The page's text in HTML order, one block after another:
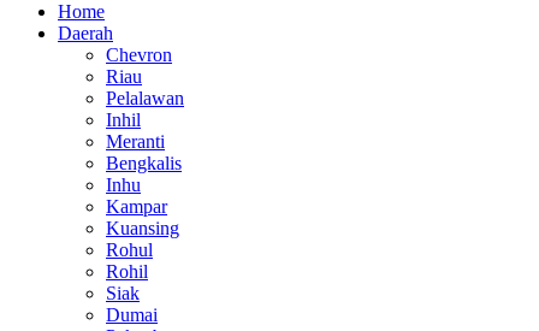
Home
Daerah
Chevron
Riau
Pelalawan
Inhil
Meranti
Bengkalis
Inhu
Kampar
Kuansing
Rohul
Rohil
Siak
Dumai